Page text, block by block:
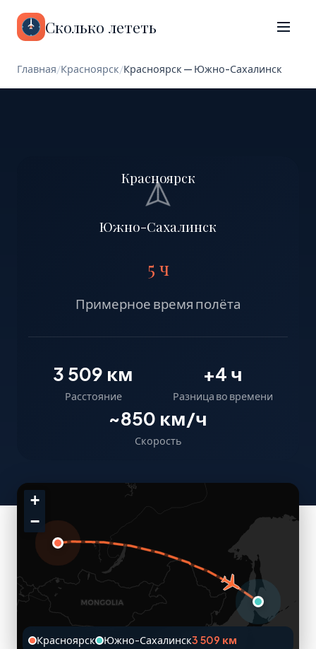
Сколько лететь
Главная/Красноярск/Красноярск — Южно-Сахалинск
Красноярск
Южно-Сахалинск
5 ч
Примерное время полёта
3 509 км
Расстояние
+4 ч
Разница во времени
~850 км/ч
Скорость
+
−
Красноярск Южно-Сахалинск3 509 км